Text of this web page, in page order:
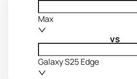
Max
vs
Galaxy S25 Edge